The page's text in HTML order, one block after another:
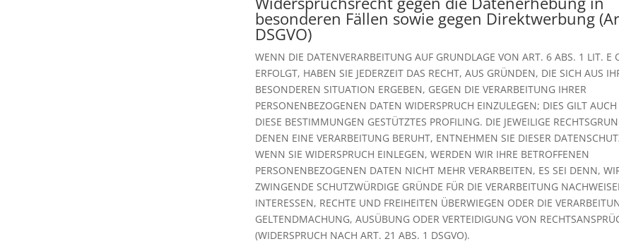
besonderen Fällen sowie gegen Direktwerbung
DSGVO)
WENN DIE DATENVERARBEITUNG AUF GRUNDLAGE VON ART. 6 ABS. 1 LIT. E
ERFOLGT, HABEN SIE JEDERZEIT DAS RECHT, AUS GRÜNDEN, DIE SICH AUS
BESONDEREN SITUATION ERGEBEN, GEGEN DIE VERARBEITUNG IHRER
PERSONENBEZOGENEN DATEN WIDERSPRUCH EINZULEGEN; DIES GILT
DIESE BESTIMMUNGEN GESTÜTZTES PROFILING. DIE JEWEILIGE
DENEN EINE VERARBEITUNG BERUHT, ENTNEHMEN SIE DIESER
WENN SIE WIDERSPRUCH EINLEGEN, WERDEN WIR IHRE BETROFFENEN
PERSONENBEZOGENEN DATEN NICHT MEHR VERARBEITEN, ES SEI DENN,
ZWINGENDE SCHUTZWÜRDIGE GRÜNDE FÜR DIE VERARBEITUNG
INTERESSEN, RECHTE UND FREIHEITEN ÜBERWIEGEN ODER DIE
GELTENDMACHUNG, AUSÜBUNG ODER VERTEIDIGUNG VON
(WIDERSPRUCH NACH ART. 21 ABS. 1 DSGVO).